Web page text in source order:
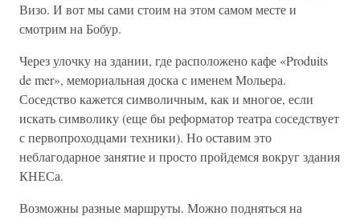
Визо. И вот мы сами стоим на этом самом месте и
смотрим на Бобур.
Через улочку на здании, где расположено кафе «Produits
de mer», мемориальная доска с именем Мольера.
Соседство кажется символичным, как и многое, если
искать символику (еще бы реформатор театра соседствует
с первопроходцами техники). Но оставим это
неблагодарное занятие и просто пройдемся вокруг здания
КНЕСа.
Возможны разные маршруты. Можно подняться на